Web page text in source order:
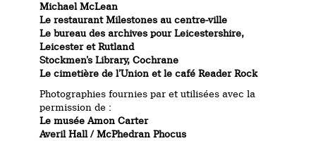
Michael McLean
Le restaurant Milestones au centre-ville
Le bureau des archives pour Leicestershire,
Leicester et Rutland
Stockmen’s Library, Cochrane
Le cimetière de l’Union et le café Reader Rock
Photographies fournies par et utilisées avec la
permission de :
Le musée Amon Carter
Averil Hall / McPhedran Phocus